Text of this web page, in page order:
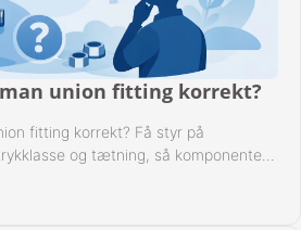
union fitting korrekt?
fitting korrekt? Få styr på
og tætning, så komponenten